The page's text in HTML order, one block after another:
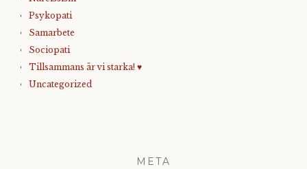
Psykopati
Samarbete
Sociopati
Tillsammans är vi starka! ♥
Uncategorized
META